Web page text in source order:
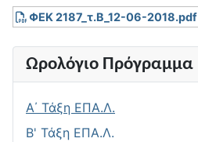
ΦΕΚ 2187_τ.Β_12-06-2018.pdf
Ωρολόγιο Πρόγραμμα
Α΄ Τάξη ΕΠΑ.Λ.
Β' Τάξη ΕΠΑ.Λ.